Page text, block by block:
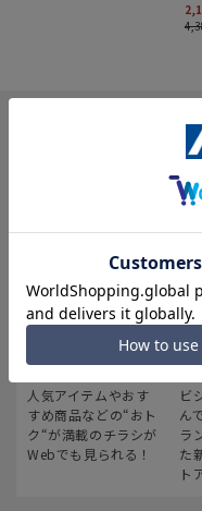
最新のお買い得情報
人気アイテムやおす
すめ商品などの“おト
ク“が満載のチラシが
Webでも見られる！
ビ
ん
ラ
た
ト